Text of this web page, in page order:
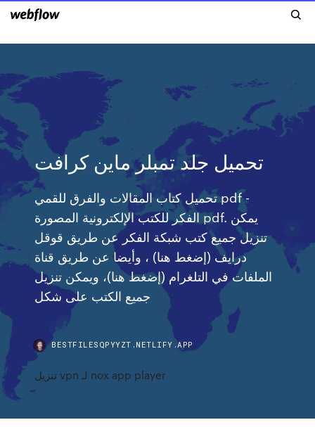
تحميل جلد تمبلر ماين كرافت
تحميل كتاب المقالات والفرق للقمي pdf -
الفكر للكتب الإلكترونية المصورة pdf. يمكن
تنزيل جميع كتب شبكة الفكر عن طريق قوقل
درايف (إضغط هنا) ، وأيضا عن طريق قناة
الملفات في التلغرام (إضغط هنا)، ويمكن تنزيل
جميع الكتب على شكل
BESTFILESQPYYZT.NETLIFY.APP
تنزيل vpn لـ nox app player